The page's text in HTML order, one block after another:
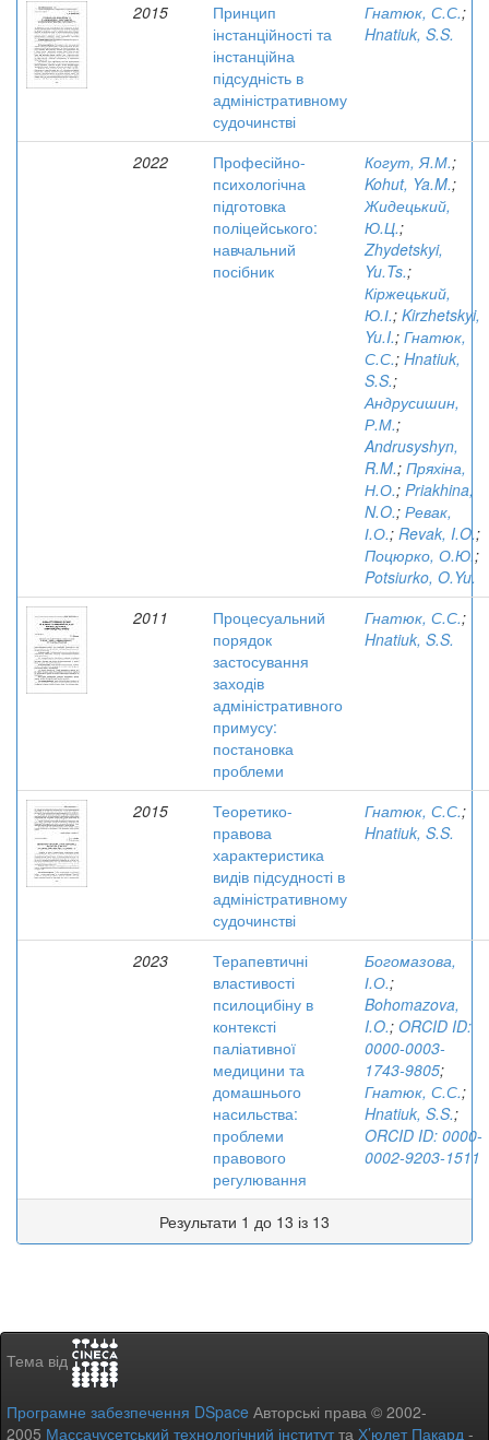
2015
Принцип
інстанційності та
інстанційна
підсудність в
адміністративному
судочинстві
Гнатюк, С.С.;
Hnatiuk, S.S.
2022
Професійно-
психологічна
підготовка
поліцейського:
навчальний
посібник
Когут, Я.М.;
Kohut, Ya.M.;
Жидецький,
Ю.Ц.;
Zhydetskyi,
Yu.Ts.;
Кіржецький,
Ю.І.; Kirzhetskyi,
Yu.I.; Гнатюк,
С.С.; Hnatiuk,
S.S.;
Андрусишин,
Р.М.;
Andrusyshyn,
R.M.; Пряхіна,
Н.О.; Priakhina,
N.O.; Ревак,
І.О.; Revak, I.O.;
Поцюрко, О.Ю.;
Potsiurko, O.Yu.
2011
Процесуальний
порядок
застосування
заходів
адміністративного
примусу:
постановка
проблеми
Гнатюк, С.С.;
Hnatiuk, S.S.
2015
Теоретико-
правова
характеристика
видів підсудності в
адміністративному
судочинстві
Гнатюк, С.С.;
Hnatiuk, S.S.
2023
Терапевтичні
властивості
псилоцибіну в
контексті
паліативної
медицини та
домашнього
насильства:
проблеми
правового
регулювання
Богомазова,
І.О.;
Bohomazova,
I.O.; ORCID ID:
0000-0003-
1743-9805;
Гнатюк, С.С.;
Hnatiuk, S.S.;
ORCID ID: 0000-
0002-9203-1511
Результати 1 до 13 із 13
Тема від
Програмне забезпечення DSpace Авторські права © 2002-
2005 Массачусетський технологічний інститутта Х’юлет Пакард -